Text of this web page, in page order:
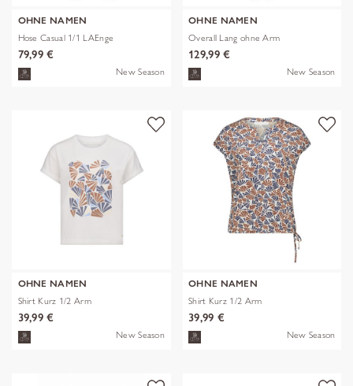
OHNE NAMEN
Hose Casual 1/1 LAEnge
79,99 €
New Season
OHNE NAMEN
Overall Lang ohne Arm
129,99 €
New Season
OHNE NAMEN
Shirt Kurz 1/2 Arm
39,99 €
New Season
OHNE NAMEN
Shirt Kurz 1/2 Arm
39,99 €
New Season